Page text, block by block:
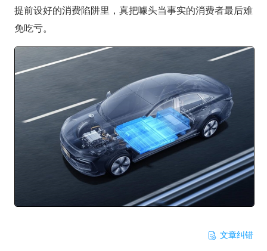
提前设好的消费陷阱里，真把噱头当事实的消费者最后难
免吃亏。
文章纠错